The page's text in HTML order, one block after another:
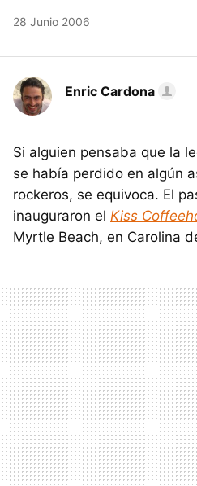
28 Junio 2006
Enric Cardona
Si alguien pensaba que la
se había perdido en algún
rockeros, se equivoca. El
inauguraron el Kiss
Myrtle Beach, en Carolina